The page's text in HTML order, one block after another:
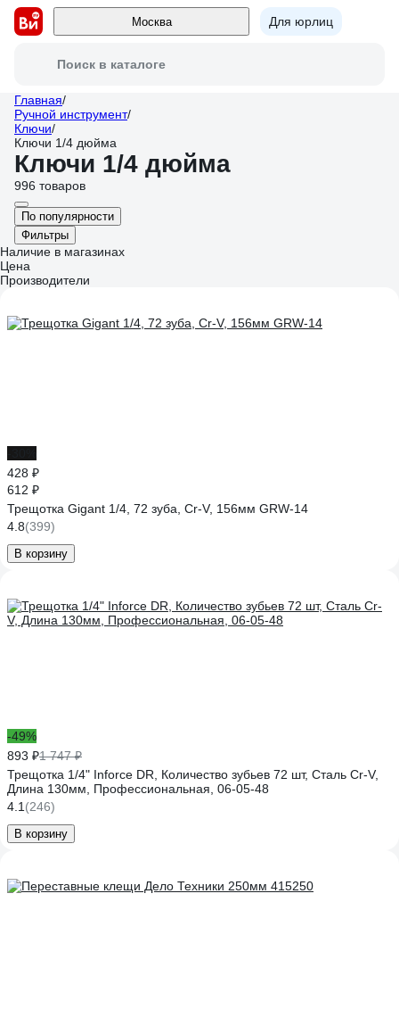
Москва Для юрлиц
Поиск в каталоге
Главная/
Ручной инструмент/
Ключи/
Ключи 1/4 дюйма
Ключи 1/4 дюйма
996 товаров
По популярности
Фильтры
Наличие в магазинах
Цена
Производители
428 ₽
612 ₽
Трещотка Gigant 1/4, 72 зуба, Cr-V, 156мм GRW-14
4.8(399)
В корзину
-49%
893 ₽1 747 ₽
Трещотка 1/4" Inforce DR, Количество зубьев 72 шт, Сталь Cr-V,
Длина 130мм, Профессиональная, 06-05-48
4.1 (246)
В корзину